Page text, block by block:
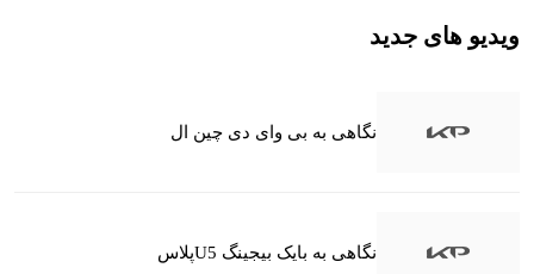
ویدیو های جدید
نگاهی به بی وای دی چین ال
نگاهی به بایک بیجینگ U5پلاس